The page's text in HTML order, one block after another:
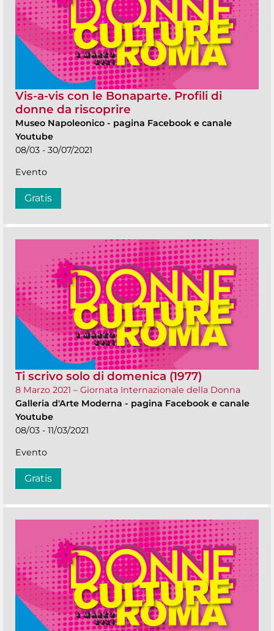
Vis-a-vis con le Bonaparte. Profili di
donne da riscoprire
Museo Napoleonico - pagina Facebook e canale
Youtube
08/03 - 30/07/2021
Evento
Gratis
Ti scrivo solo di domenica (1977)
8 Marzo 2021 – Giornata Internazionale della Donna
Galleria d'Arte Moderna - pagina Facebook e canale
Youtube
08/03 - 11/03/2021
Evento
Gratis